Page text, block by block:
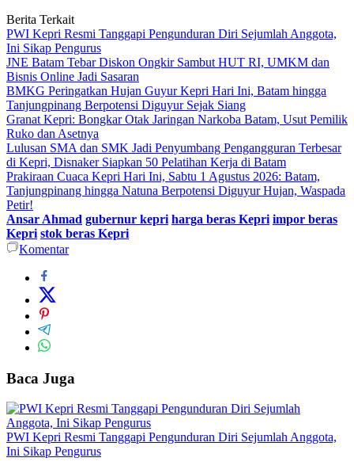
Berita Terkait
PWI Kepri Resmi Tanggapi Pengunduran Diri Sejumlah Anggota,
Ini Sikap Pengurus
JNE Batam Tebar Diskon Ongkir Sambut HUT RI, UMKM dan
Bisnis Online Jadi Sasaran
BMKG Peringatkan Hujan Guyur Kepri Hari Ini, Batam hingga
Tanjungpinang Berpotensi Diguyur Sejak Siang
Granat Kepri: Bongkar Otak Jaringan Narkoba Batam, Usut Pemilik
Ruko dan Asetnya
Lulusan SMA dan SMK Jadi Penyumbang Pengangguran Terbesar
di Kepri, Disnaker Siapkan 50 Pelatihan Kerja di Batam
Prakiraan Cuaca Kepri Hari Ini, Sabtu 1 Agustus 2026: Batam,
Tanjungpinang hingga Natuna Berpotensi Diguyur Hujan, Waspada
Petir!
Ansar Ahmad gubernur kepri harga beras Kepri impor beras
Kepri stok beras Kepri
Komentar
Baca Juga
PWI Kepri Resmi Tanggapi Pengunduran Diri Sejumlah Anggota,
Ini Sikap Pengurus